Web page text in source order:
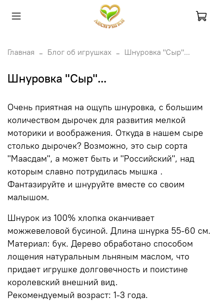
Главная Блог об игрушках Шнуровка "Сыр"...
Шнуровка "Сыр"...
Очень приятная на ощупь шнуровка, с большим
количеством дырочек для развития мелкой
моторики и воображения. Откуда в нашем сыре
столько дырочек? Возможно, это сыр сорта
"Маасдам", а может быть и "Российский", над
которым славно потрудилась мышка .
Фантазируйте и шнуруйте вместе со своим
малышом.
Шнурок из 100% хлопка оканчивает
можжевеловой бусиной. Длина шнурка 55-60 см.
Материал: бук. Дерево обработано способом
лощения натуральным льняным маслом, что
придает игрушке долговечность и поистине
королевский внешний вид.
Рекомендуемый возраст: 1-3 года.